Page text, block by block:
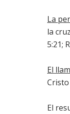
La
la
5:21;
El
El